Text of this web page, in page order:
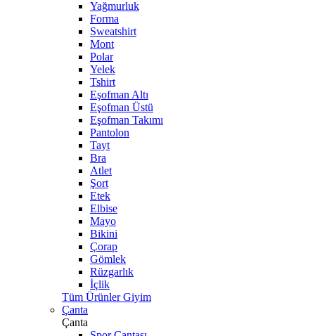
Yağmurluk
Forma
Sweatshirt
Mont
Polar
Yelek
Tshirt
Eşofman Altı
Eşofman Üstü
Eşofman Takımı
Pantolon
Tayt
Bra
Atlet
Şort
Etek
Elbise
Mayo
Bikini
Çorap
Gömlek
Rüzgarlık
İçlik
Tüm Ürünler Giyim
Çanta
Çanta